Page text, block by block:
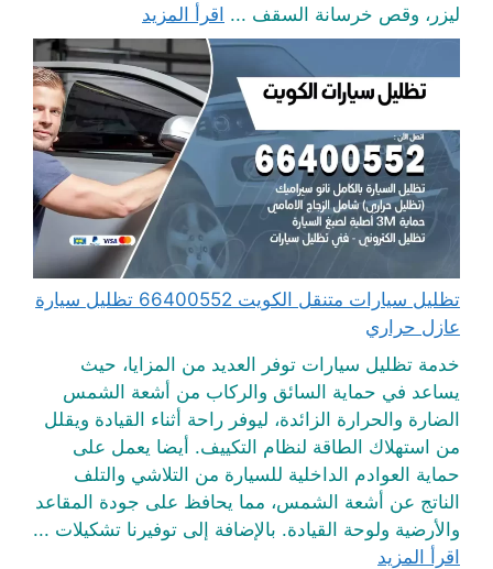
ليزر، وقص خرسانة السقف ... اقرأ المزيد
تظليل سيارات متنقل الكويت 66400552 تظليل سيارة
عازل حراري
خدمة تظليل سيارات توفر العديد من المزايا، حيث
يساعد في حماية السائق والركاب من أشعة الشمس
الضارة والحرارة الزائدة، ليوفر راحة أثناء القيادة ويقلل
من استهلاك الطاقة لنظام التكييف. أيضا يعمل على
حماية العوادم الداخلية للسيارة من التلاشي والتلف
الناتج عن أشعة الشمس، مما يحافظ على جودة المقاعد
والأرضية ولوحة القيادة. بالإضافة إلى توفيرنا تشكيلات ...
اقرأ المزيد